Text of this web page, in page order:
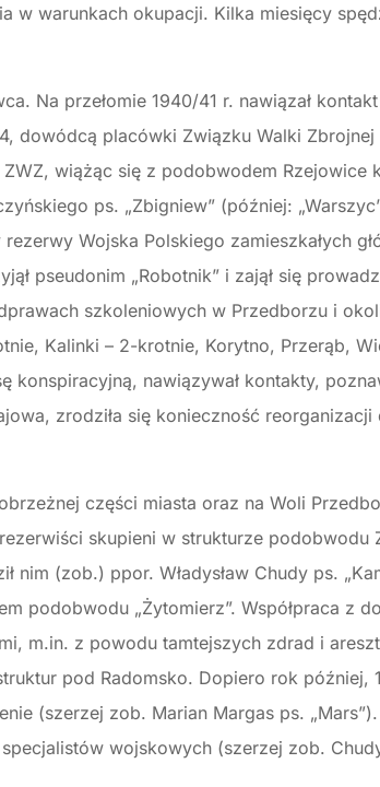
w warunkach okupacji. Kilka miesięcy
Na przełomie 1940/41 r. nawiązał
dowódcą placówki Związku Walki Zbrojnej
wiążąc się z podobwodem Rzejowice
ps. „Zbigniew” (później:
rezerwy Wojska Polskiego zamieszkałych
pseudonim „Robotnik” i zajął się
szkoleniowych w Przedborzu i
Kalinki – 2-krotnie, Korytno, Przerąb,
konspiracyjną, nawiązywał kontakty,
zrodziła się konieczność
części miasta oraz na Woli
skupieni w strukturze podobwodu
(zob.) ppor. Władysław Chudy ps.
podobwodu „Żytomierz”. Współpraca z
m.in. z powodu tamtejszych zdrad i
pod Radomsko. Dopiero rok później,
(szerzej zob. Marian Margas ps. „Mars”).
wojskowych (szerzej zob. Chudy